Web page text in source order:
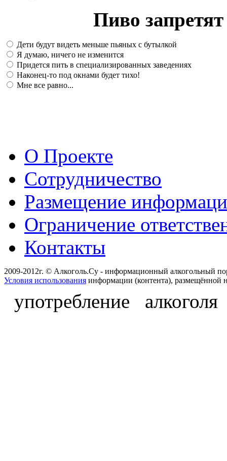
Пиво
Дети будут видеть меньше пьяных с бутылкой
Я думаю, ничего не изменится
Придется пить в специализированных заведениях
Наконец-то под окнами будет тихо!
Мне все равно...
О Проекте
Сотрудничество
Размещение
Ограничение
Контакты
2009-2012г. © Алкоголь.Су - информационный алкогольный
Условия использования информации (контента), размещённой
употребление